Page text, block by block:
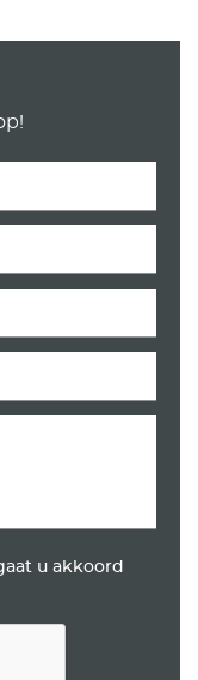
u akkoord